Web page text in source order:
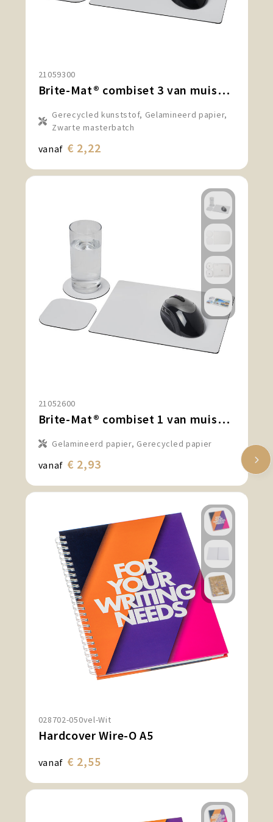
21059300
Brite-Mat® combiset 3 van muismat en onderzetter
Gerecycled kunststof, Gelamineerd papier,
Zwarte masterbatch
vanaf € 2,22
21052600
Brite-Mat® combiset 1 van muismat en onderzetter
Gelamineerd papier, Gerecycled papier
vanaf € 2,93
028702-050vel-Wit
Hardcover Wire-O A5
vanaf € 2,55